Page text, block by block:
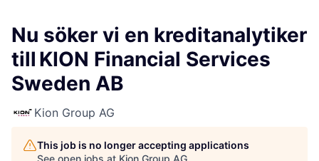
Nu söker vi en kreditanalytiker
till KION Financial Services
Sweden AB
Kion Group AG
This job is no longer accepting applications
See open jobs at Kion Group AG.